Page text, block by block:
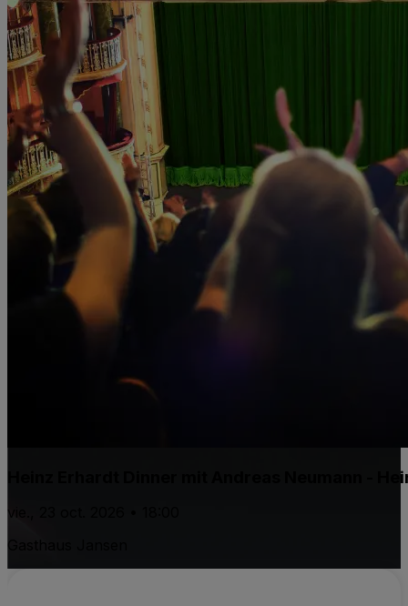
Heinz Erhardt Dinner mit Andreas Neumann -
vie., 23 oct. 2026 • 18:00